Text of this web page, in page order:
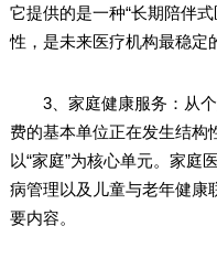
它提供的是一种“长期陪伴
性，是未来医疗机构最稳定
3、家庭健康服务：从个
费的基本单位正在发生结构
以“家庭”为核心单元。家庭
病管理以及儿童与老年健康
要内容。